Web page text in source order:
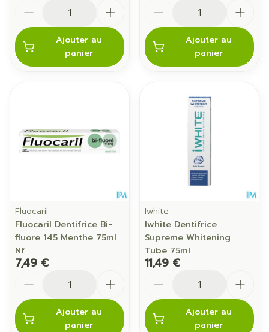
Ajouter au
panier
Ajouter au
panier
Fluocaril
Fluocaril Dentifrice Bi-
fluore 145 Menthe 75ml
Nf
7,49 €
Ajouter au
panier
Iwhite
Iwhite Dentifrice
Supreme Whitening
Tube 75ml
11,49 €
Ajouter au
panier